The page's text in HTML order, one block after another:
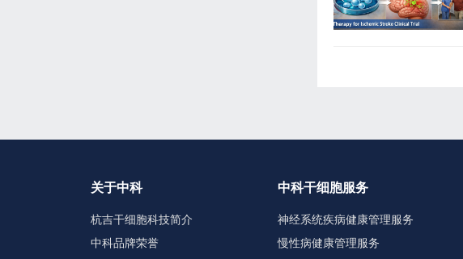
关于中科
杭吉干细胞科技简介
中科品牌荣誉
中科干细胞服务
神经系统疾病健康管理服务
慢性病健康管理服务